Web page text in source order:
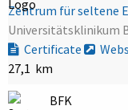
Zentrum für seltene
Universitätsklinikum
Certificate
27,1 km
BFK